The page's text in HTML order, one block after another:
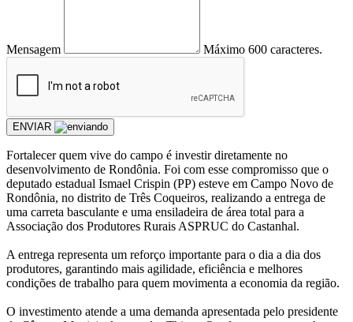
Mensagem Máximo 600 caracteres.
ENVIAR
Fortalecer quem vive do campo é investir diretamente no
desenvolvimento de Rondônia. Foi com esse compromisso que o
deputado estadual Ismael Crispin (PP) esteve em Campo Novo de
Rondônia, no distrito de Três Coqueiros, realizando a entrega de
uma carreta basculante e uma ensiladeira de área total para a
Associação dos Produtores Rurais ASPRUC do Castanhal.
A entrega representa um reforço importante para o dia a dia dos
produtores, garantindo mais agilidade, eficiência e melhores
condições de trabalho para quem movimenta a economia da região.
O investimento atende a uma demanda apresentada pelo presidente